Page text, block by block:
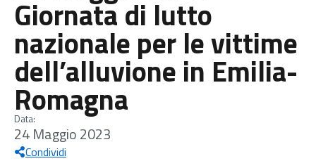
Giornata di lutto
nazionale per le vittime
dell’alluvione in Emilia-
Romagna
Data:
24 Maggio 2023
Condividi